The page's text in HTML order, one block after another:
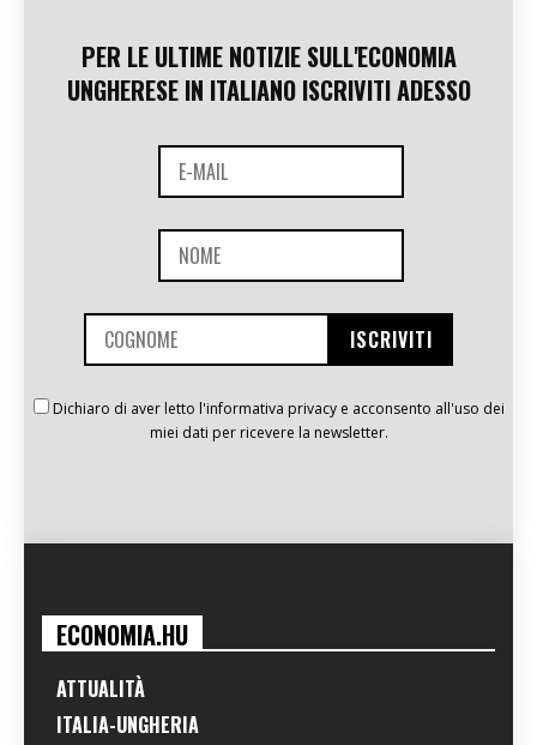
PER LE ULTIME NOTIZIE SULL'ECONOMIA
UNGHERESE IN ITALIANO ISCRIVITI ADESSO
Dichiaro di aver letto l'informativa privacy e acconsento all'uso dei
miei dati per ricevere la newsletter.
ECONOMIA.HU
ATTUALITÀ
ITALIA-UNGHERIA